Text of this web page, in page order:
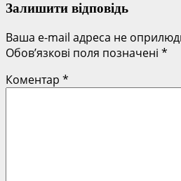
Залишити відповідь
Ваша e-mail адреса не
Обов’язкові поля позначені *
Коментар *